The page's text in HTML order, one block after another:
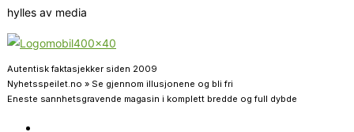
hylles av media
Autentisk faktasjekker siden 2009
Nyhetsspeilet.no » Se gjennom illusjonene og bli fri
Eneste sannhetsgravende magasin i komplett bredde og full dybde